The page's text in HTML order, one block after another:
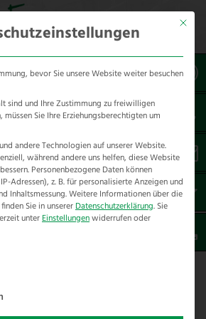
Sale
für
FÜR
für Schwarzwildgatter
Arbeitsgatter in einem
ist ein wichtiges Bauteil. Bei der
der Jagdhunde kommt es
Mit
bevor Sie unsere Website weiter besuchen
sind und Ihre Zustimmung zu freiwilligen
Sie Ihre Erziehungsberechtigten um
andere Technologien auf unserer Website.
während andere uns helfen, diese Website
Personenbezogene Daten können
Adressen), z. B. für personalisierte Anzeigen und
Inhaltsmessung.Weitere Informationen über die
Sie in unsererDatenschutzerklärung. Sie
unterEinstellungenwiderrufen oder
der Service-Gruppen, für die eine